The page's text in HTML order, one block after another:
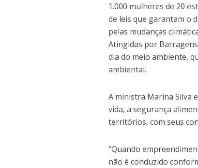
1.000 mulheres de 20
de leis que garantam o
pelas mudanças
Atingidas por
dia do meio ambiente,
ambiental.
A ministra Marina Silva
vida, a segurança
territórios, com seus
“Quando
não é conduzido